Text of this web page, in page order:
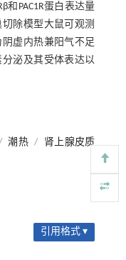
和PAC1R蛋白表达量
除模型大鼠可观测
虚内热兼阳气不足
泌及其受体表达以
潮热 /
肾上腺皮质
引用格式 ▾